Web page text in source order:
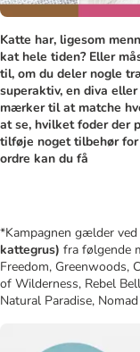
Katte har, ligesom
kat hele tiden? Eller
til, om du deler nogle
superaktiv, en diva
mærker til at matche
at se, hvilket foder der
tilføje noget tilbehør
ordre kan du få
*Kampagnen gælder
kattegrus) fra følgende
Freedom, Greenwoods,
of Wilderness, Rebel
Natural Paradise,